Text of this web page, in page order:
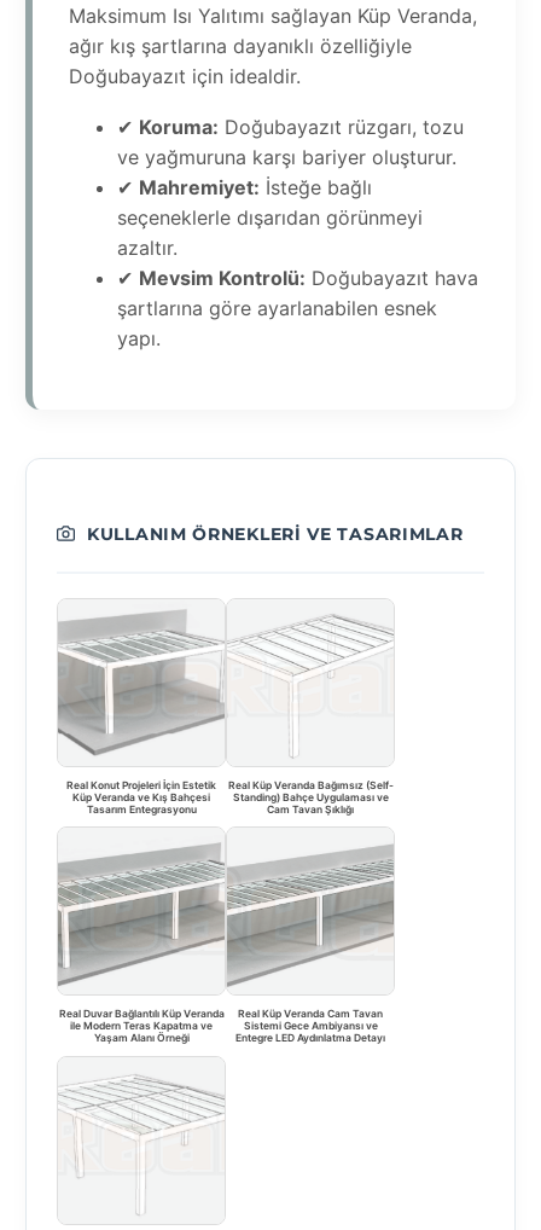
Maksimum Isı Yalıtımı sağlayan Küp Veranda,
ağır kış şartlarına dayanıklı özelliğiyle
Doğubayazıt için idealdir.
✔ Koruma: Doğubayazıt rüzgarı, tozu
ve yağmuruna karşı bariyer oluşturur.
✔ Mahremiyet: İsteğe bağlı
seçeneklerle dışarıdan görünmeyi
azaltır.
✔ Mevsim Kontrolü: Doğubayazıt hava
şartlarına göre ayarlanabilen esnek
yapı.
KULLANIM ÖRNEKLERI VE TASARIMLAR
Real Konut Projeleri İçin Estetik
Küp Veranda ve Kış Bahçesi
Tasarım Entegrasyonu
Real Küp Veranda Bağımsız (Self-
Standing) Bahçe Uygulaması ve
Cam Tavan Şıklığı
Real Duvar Bağlantılı Küp Veranda
ile Modern Teras Kapatma ve
Yaşam Alanı Örneği
Real Küp Veranda Cam Tavan
Sistemi Gece Ambiyansı ve
Entegre LED Aydınlatma Detayı